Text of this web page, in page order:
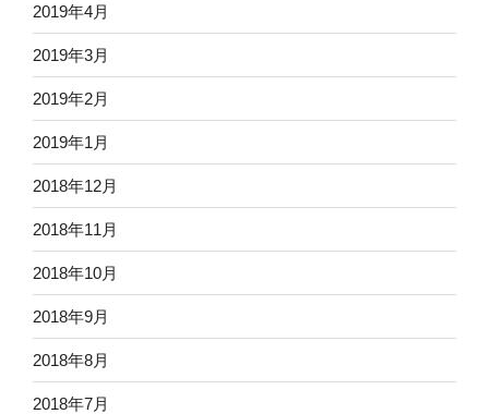
2019年4月
2019年3月
2019年2月
2019年1月
2018年12月
2018年11月
2018年10月
2018年9月
2018年8月
2018年7月